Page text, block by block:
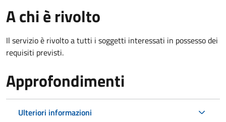
A chi è rivolto
Il servizio è rivolto a tutti i soggetti interessati in possesso dei
requisiti previsti.
Approfondimenti
Ulteriori informazioni